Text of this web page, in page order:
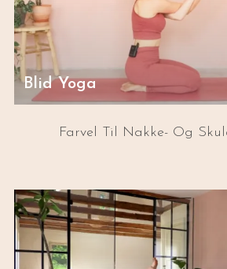
Blid Yoga
Farvel Til Nakke- Og